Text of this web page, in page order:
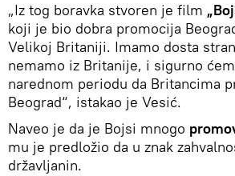
„Iz tog boravka stvoren je film
koji je bio dobra promocija
Velikoj Britaniji. Imamo dosta
nemamo iz Britanije, i sigurno
narednom periodu da Britancima
Beograd“, istakao je Vesić.
Naveo je da je Bojsi mnogo
mu je predložio da u znak
državljanin.